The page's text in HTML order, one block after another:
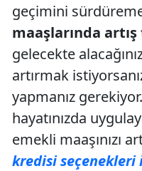
geçimini
maaşlarında
gelecekte
artırmak
yapmanız
hayatınızda
emekli maaşınızı
kredisi seçenekleri